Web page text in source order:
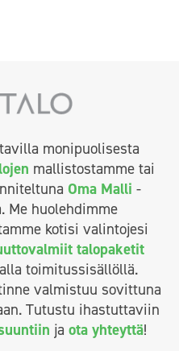
monipuolisesta
mallistostamme tai
Oma Malli -
Me huolehdimme
kotisi valintojesi
talopaketit
toimitussisällöllä.
valmistuu sovittuna
Tutustu ihastuttaviin
ja ota yhteyttä!